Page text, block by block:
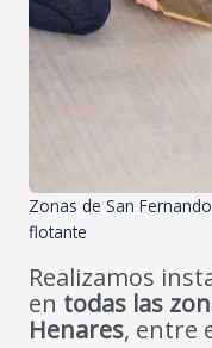
Zonas de San
flotante
Realizamos
en todas las
Henares, entre